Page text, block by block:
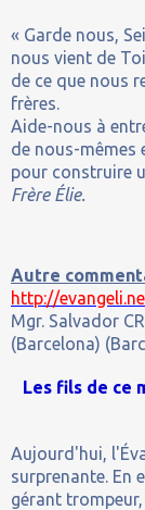
« Garde nous,
nous vient de
de ce que nous
frères.
Aide-nous à
de nous-mêmes
pour construire
Frère Élie.
Autre
http://
Mgr. Salvador
(Barcelona)
Les fils de ce
Aujourd'hui,
surprenante. En
gérant